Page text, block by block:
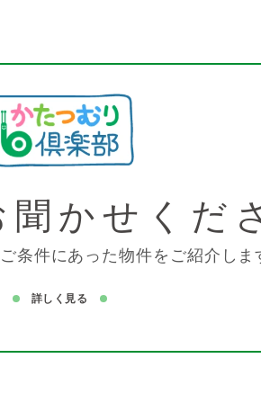
聞かせくだ
条件にあった物件をご紹介しま
詳しく見る